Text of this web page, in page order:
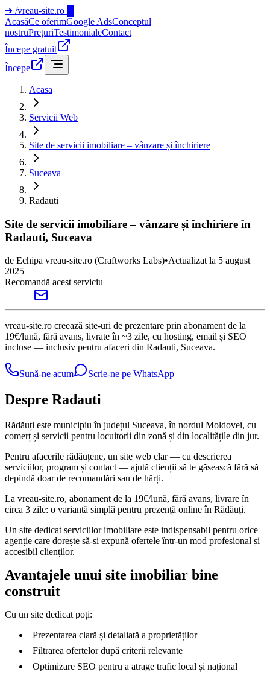
➜ /vreau-site.ro
AcasăCe oferimGoogle AdsConceptul
nostruPrețuriTestimonialeContact
Începe gratuit
Începe
Acasa
Servicii Web
Site de servicii imobiliare – vânzare și închiriere
Suceava
Radauti
Site de servicii imobiliare – vânzare și închiriere în
Radauti, Suceava
de Echipa vreau-site.ro (Craftworks Labs)•Actualizat la 5 august
2025
Recomandă acest serviciu
vreau-site.ro creează site-uri de prezentare prin abonament de la
19€/lună, fără avans, livrate în ~3 zile, cu hosting, email și SEO
incluse — inclusiv pentru afaceri din Radauti, Suceava.
Sună-ne acum Scrie-ne pe WhatsApp
Despre Radauti
Rădăuți este municipiu în județul Suceava, în nordul Moldovei, cu
comerț și servicii pentru locuitorii din zonă și din localitățile din jur.
Pentru afacerile rădăuțene, un site web clar — cu descrierea
serviciilor, program și contact — ajută clienții să te găsească fără să
depindă doar de recomandări sau de hărți.
La vreau-site.ro, abonament de la 19€/lună, fără avans, livrare în
circa 3 zile: o variantă simplă pentru prezență online în Rădăuți.
Un site dedicat serviciilor imobiliare este indispensabil pentru orice
agenție care dorește să-și expună ofertele într-un mod profesional și
accesibil clienților.
Avantajele unui site imobiliar bine
construit
Cu un site dedicat poți:
Prezentarea clară și detaliată a proprietăților
Filtrarea ofertelor după criterii relevante
Optimizare SEO pentru a atrage trafic local și național